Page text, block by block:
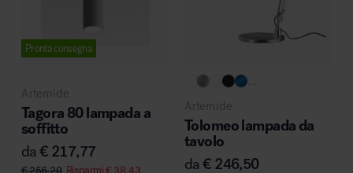
Area hospitality
Pronta consegna
Artemide
Tagora 80 lampada a
soffitto
da€ 217,77
€256,20 Risparmi€38,43
Artemide
Tolomeo lampada da
tavolo
da€ 246,50